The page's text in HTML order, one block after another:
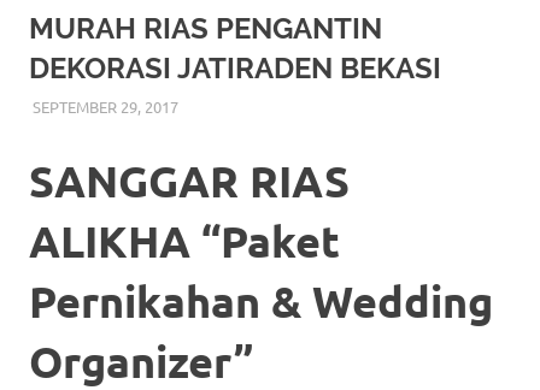
More
hints
rolex
replica.
website
https://www.watchesf.com.
To
MURAH RIAS PENGANTIN
DEKORASI JATIRADEN BEKASI
SEPTEMBER 29, 2017RIASALIKHA
RIAS
SANGGAR RIAS
ALIKHA “Paket
Pernikahan & Wedding
Organizer”